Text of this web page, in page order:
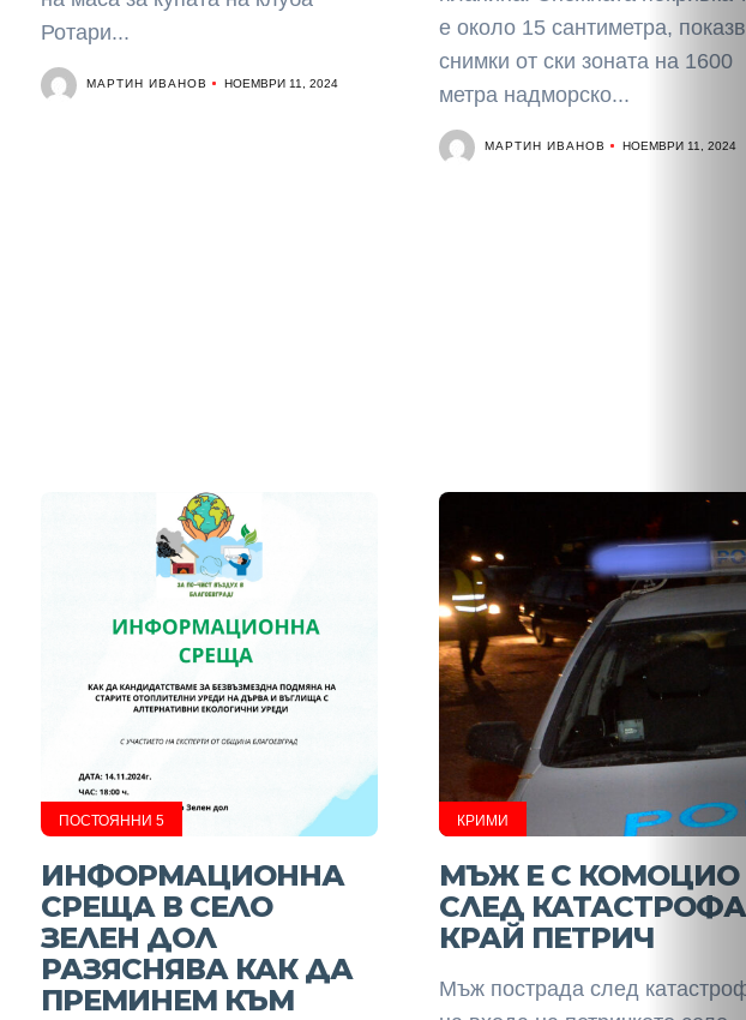
Ротари...
МАРТИН ИВАНОВ НОЕМВРИ 11, 2024
е около 15 сантиметра,
снимки от ски зоната на 1600
метра надморско...
МАРТИН ИВАНОВ НОЕМВРИ 11, 2024
ПОСТОЯННИ 5
ИНФОРМАЦИОННА
СРЕЩА В СЕЛО
ЗЕЛЕН ДОЛ
РАЗЯСНЯВА КАК ДА
ПРЕМИНЕМ КЪМ
КРИМИ
МЪЖ Е С КОМОЦИО
СЛЕД КАТАСТРОФА
КРАЙ ПЕТРИЧ
Мъж пострада след